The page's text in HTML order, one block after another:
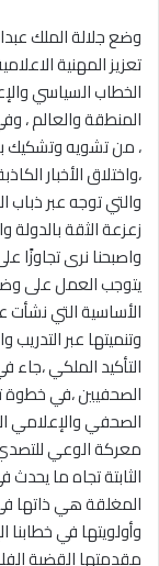
وضع جلالة الملك
تعزيز المهنية
الخطاب السياسي
المنطقة والعالم ،
، من تشويه وتشكيك
،واختلاق الأخبار
والتي توجه عبر ذباب
زعزعة الثقة بالدولة
واصبحنا نرى تجاوزًا
يتوجب العمل على
الأساسية التي نشأت
وتنميتها عبر التدريب
التأكيد الملكي
الصحفيين ،في خطوة
الصحفي والإعلامي
معركة الوعي
الثابتة تجاه ما
المغلقة هي ذاتها في
وأولويتها في خطابنا
مقدمتها القضية